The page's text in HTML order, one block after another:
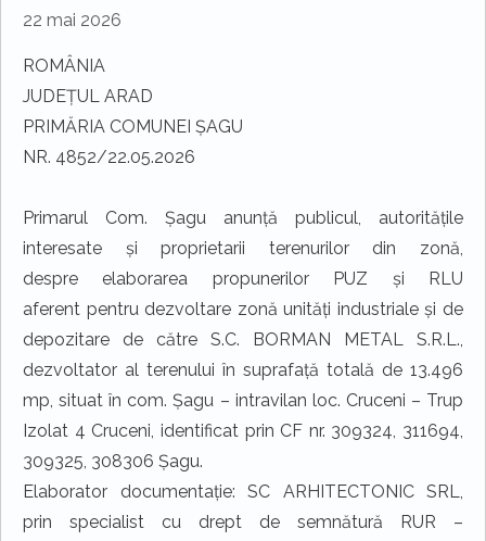
22 mai 2026
ROMÂNIA
JUDEȚUL ARAD
PRIMĂRIA COMUNEI ȘAGU
NR. 4852/22.05.2026
Primarul Com. Șagu anunță publicul, autoritățile
interesate și proprietarii terenurilor din zonă,
despre elaborarea propunerilor PUZ și RLU
aferent pentru dezvoltare zonă unități industriale și de
depozitare de către S.C. BORMAN METAL S.R.L.,
dezvoltator al terenului în suprafață totală de 13.496
mp, situat în com. Șagu – intravilan loc. Cruceni – Trup
Izolat 4 Cruceni, identificat prin CF nr. 309324, 311694,
309325, 308306 Șagu.
Elaborator documentație: SC ARHITECTONIC SRL,
prin specialist cu drept de semnătură RUR –